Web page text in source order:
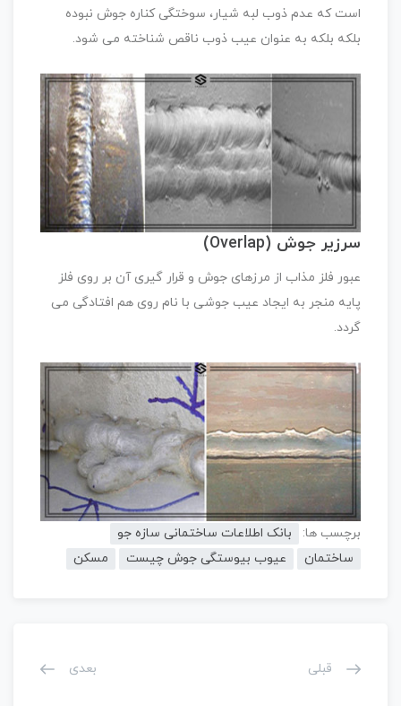
است که عدم ذوب لبه شیار، سوختگی کناره جوش نبوده
بلکه بلکه به عنوان عیب ذوب ناقص شناخته می شود.
سرزیر جوش (Overlap)
عبور فلز مذاب از مرزهای جوش و قرار گیری آن بر روی فلز
پایه منجر به ایجاد عیب جوشی با نام روی هم افتادگی می
گردد.
برچسب ها:
بانک اطلاعات ساختمانی سازه جو
ساختمان
عیوب بیوستگی جوش چیست مسکن
قبلی بعدی